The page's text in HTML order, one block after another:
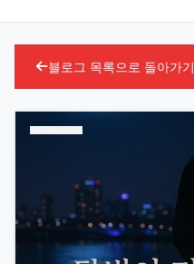
블로그 목록으로 돌아가기